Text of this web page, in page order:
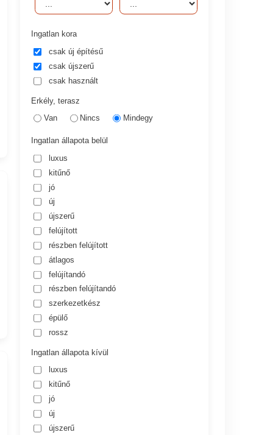
Ingatlan kora
csak új építésű
csak újszerű
csak használt
Erkély, terasz
Van
Nincs Mindegy
Ingatlan állapota belül
luxus
kitűnő
jó
új
újszerű
felújított
részben felújított
átlagos
felújítandó
részben felújítandó
szerkezetkész
épülő
rossz
Ingatlan állapota kívül
luxus
kitűnő
jó
új
újszerű